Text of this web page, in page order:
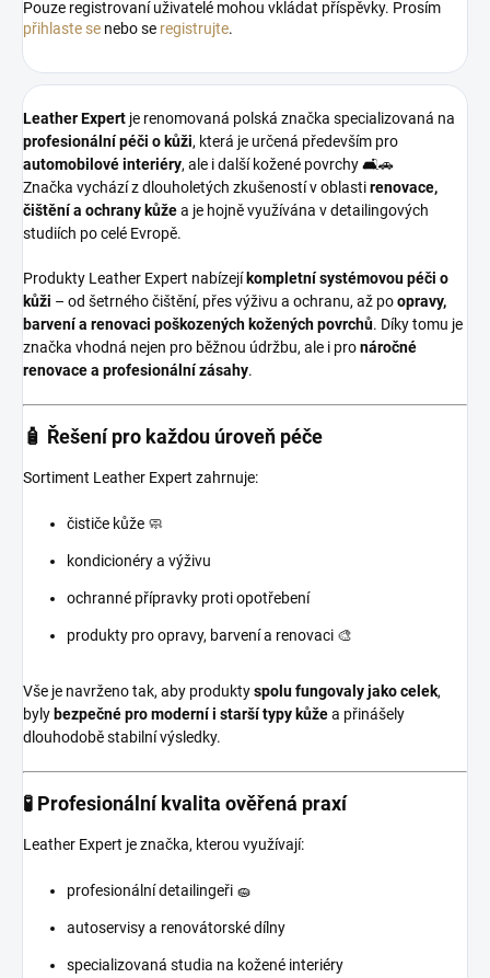
Pouze registrovaní uživatelé mohou vkládat příspěvky. Prosím
přihlaste se nebo se registrujte.
Leather Expert je renomovaná polská značka specializovaná na
profesionální péči o kůži, která je určená především pro
automobilové interiéry, ale i další kožené povrchy 🛋️🚗
Značka vychází z dlouholetých zkušeností v oblastirenovace,
čištění a ochrany kůžea je hojně využívána v detailingových
studiích po celé Evropě.
Produkty Leather Expert nabízejí kompletní systémovou péči o
kůži – od šetrného čištění, přes výživu a ochranu, až poopravy,
barvení a renovaci poškozených kožených povrchů. Díky tomu je
značka vhodná nejen pro běžnou údržbu, ale i pronáročné
renovace a profesionální zásahy.
🧴 Řešení pro každou úroveň péče
Sortiment Leather Expert zahrnuje:
čističe kůže 🧼
kondicionéry a výživu
ochranné přípravky proti opotřebení
produkty pro opravy, barvení a renovaci 🎨
Vše je navrženo tak, aby produktyspolu fungovaly jako celek,
byly bezpečné pro moderní i starší typy kůžea přinášely
dlouhodobě stabilní výsledky.
🧪 Profesionální kvalita ověřená praxí
Leather Expert je značka, kterou využívají:
profesionální detailingeři 🧽
autoservisy a renovátorské dílny
specializovaná studia na kožené interiéry